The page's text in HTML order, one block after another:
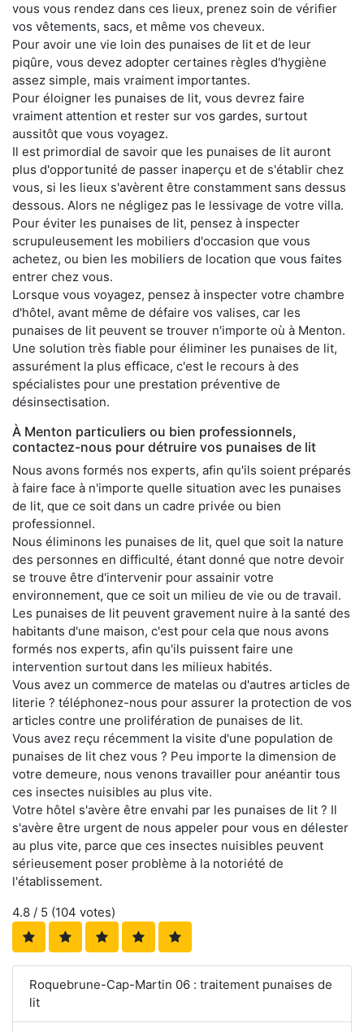
vous vous rendez dans ces lieux, prenez soin de vérifier
vos vêtements, sacs, et même vos cheveux.
Pour avoir une vie loin des punaises de lit et de leur
piqûre, vous devez adopter certaines règles d'hygiène
assez simple, mais vraiment importantes.
Pour éloigner les punaises de lit, vous devrez faire
vraiment attention et rester sur vos gardes, surtout
aussitôt que vous voyagez.
Il est primordial de savoir que les punaises de lit auront
plus d'opportunité de passer inaperçu et de s'établir chez
vous, si les lieux s'avèrent être constamment sans dessus
dessous. Alors ne négligez pas le lessivage de votre villa.
Pour éviter les punaises de lit, pensez à inspecter
scrupuleusement les mobiliers d'occasion que vous
achetez, ou bien les mobiliers de location que vous faites
entrer chez vous.
Lorsque vous voyagez, pensez à inspecter votre chambre
d'hôtel, avant même de défaire vos valises, car les
punaises de lit peuvent se trouver n'importe où à Menton.
Une solution très fiable pour éliminer les punaises de lit,
assurément la plus efficace, c'est le recours à des
spécialistes pour une prestation préventive de
désinsectisation.
À Menton particuliers ou bien professionnels,
contactez-nous pour détruire vos punaises de lit
Nous avons formés nos experts, afin qu'ils soient préparés
à faire face à n'importe quelle situation avec les punaises
de lit, que ce soit dans un cadre privée ou bien
professionnel.
Nous éliminons les punaises de lit, quel que soit la nature
des personnes en difficulté, étant donné que notre devoir
se trouve être d'intervenir pour assainir votre
environnement, que ce soit un milieu de vie ou de travail.
Les punaises de lit peuvent gravement nuire à la santé des
habitants d'une maison, c'est pour cela que nous avons
formés nos experts, afin qu'ils puissent faire une
intervention surtout dans les milieux habités.
Vous avez un commerce de matelas ou d'autres articles de
literie ? téléphonez-nous pour assurer la protection de vos
articles contre une prolifération de punaises de lit.
Vous avez reçu récemment la visite d'une population de
punaises de lit chez vous ? Peu importe la dimension de
votre demeure, nous venons travailler pour anéantir tous
ces insectes nuisibles au plus vite.
Votre hôtel s'avère être envahi par les punaises de lit ? Il
s'avère être urgent de nous appeler pour vous en délester
au plus vite, parce que ces insectes nuisibles peuvent
sérieusement poser problème à la notoriété de
l'établissement.
4.8 / 5 (104 votes)
Roquebrune-Cap-Martin 06 : traitement punaises de
lit